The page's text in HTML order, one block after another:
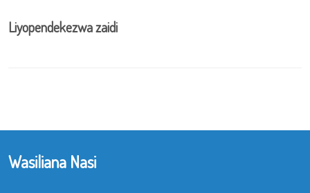
Liyopendekezwa zaidi
Wasiliana Nasi